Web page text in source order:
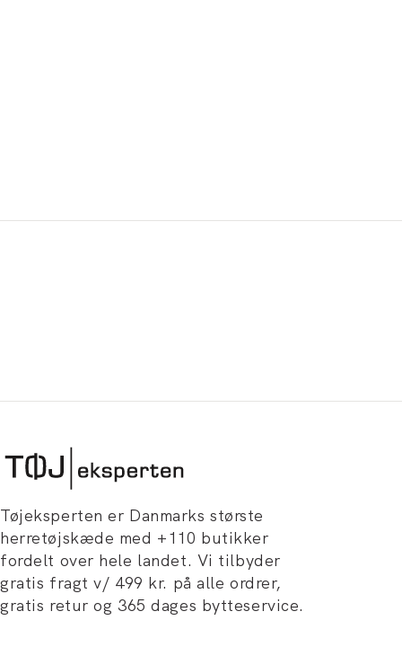
Tøjeksperten er Danmarks største
herretøjskæde med +110 butikker
fordelt over hele landet. Vi tilbyder
gratis fragt v/ 499 kr. på alle ordrer,
gratis retur og 365 dages bytteservice.